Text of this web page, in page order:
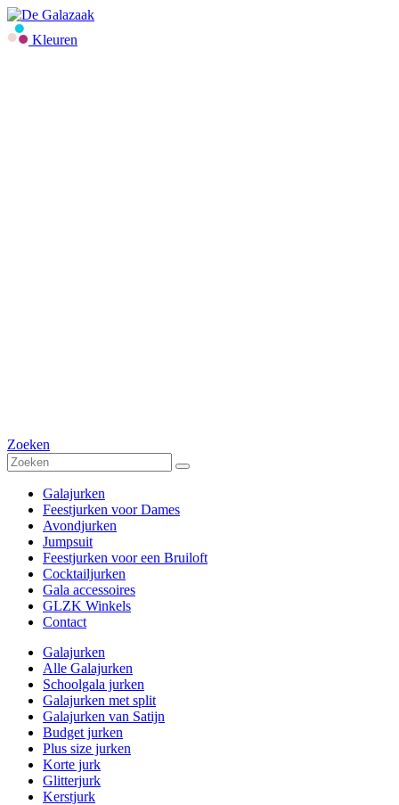
Kleuren
Zoeken
Galajurken
Feestjurken voor Dames
Avondjurken
Jumpsuit
Feestjurken voor een Bruiloft
Cocktailjurken
Gala accessoires
GLZK Winkels
Contact
Galajurken
Alle Galajurken
Schoolgala jurken
Galajurken met split
Galajurken van Satijn
Budget jurken
Plus size jurken
Korte jurk
Glitterjurk
Kerstjurk